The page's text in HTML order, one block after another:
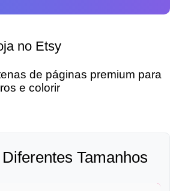
no Etsy
de páginas premium para
e colorir
Tamanhos